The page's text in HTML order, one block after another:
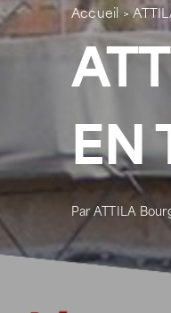
Accueil>
EN
ParATTILA